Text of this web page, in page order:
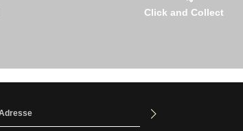
Click and Collect